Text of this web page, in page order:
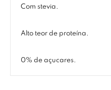
Com stevia.
Alto teor de proteína.
0% de açucares.